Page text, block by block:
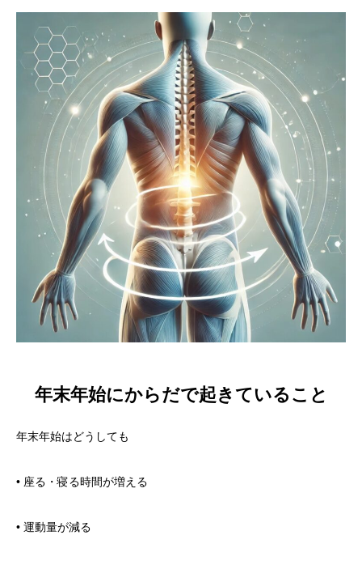
年末年始にからだで起きていること
年末年始はどうしても
• 座る・寝る時間が増える
• 運動量が減る